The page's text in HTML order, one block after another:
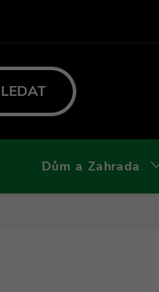
údajů a cookies
Dům a Zahrada